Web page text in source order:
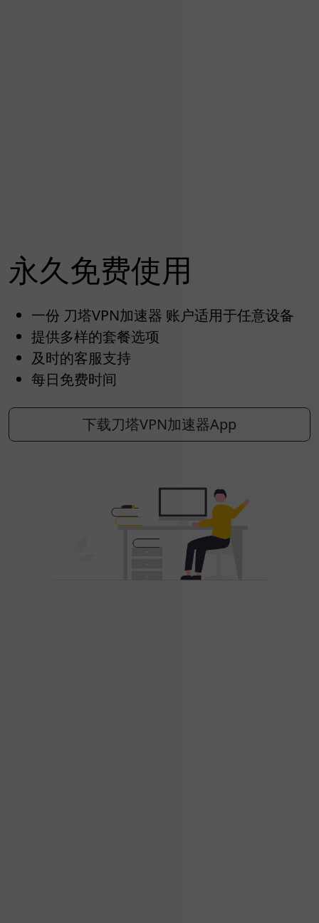
永久免费使用
一份 刀塔VPN加速器 账户适用于任意设备
提供多样的套餐选项
及时的客服支持
每日免费时间
下载刀塔VPN加速器App